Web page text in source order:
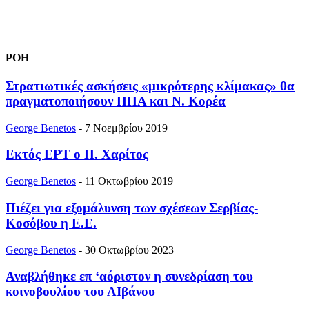
ΡΟΗ
Στρατιωτικές ασκήσεις «μικρότερης κλίμακας» θα
πραγματοποιήσουν ΗΠΑ και Ν. Κορέα
George Benetos - 7 Νοεμβρίου 2019
Εκτός ΕΡΤ ο Π. Χαρίτος
George Benetos - 11 Οκτωβρίου 2019
Πιέζει για εξομάλυνση των σχέσεων Σερβίας-
Κοσόβου η Ε.Ε.
George Benetos - 30 Οκτωβρίου 2023
Αναβλήθηκε επ ‘αόριστον η συνεδρίαση του
κοινοβουλίου του ΛΙβάνου